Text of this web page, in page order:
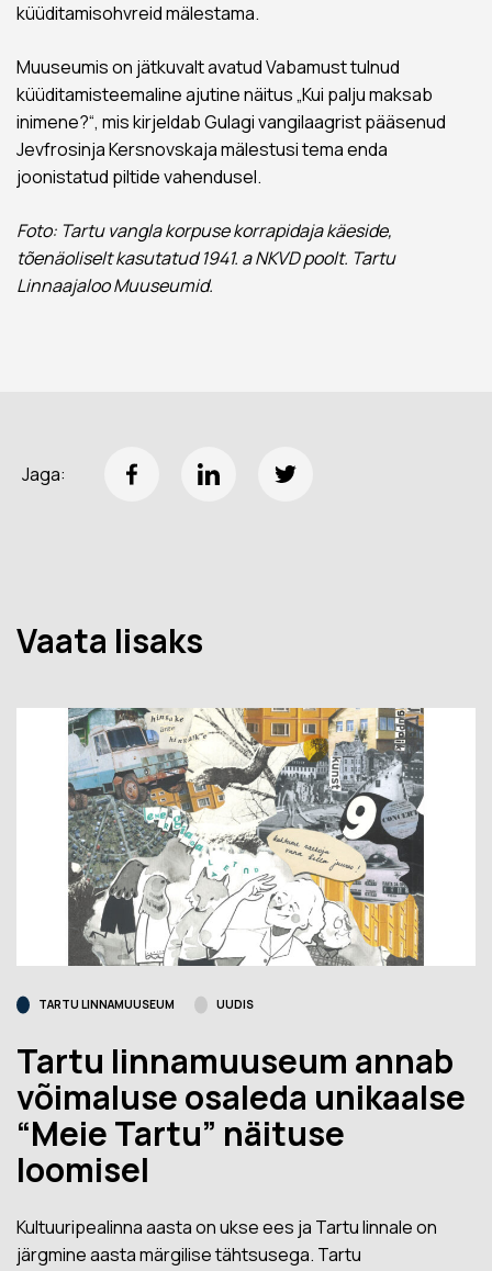
küüditamisohvreid mälestama.
Muuseumis on jätkuvalt avatud Vabamust tulnud
küüditamisteemaline ajutine näitus „Kui palju maksab
inimene?“, mis kirjeldab Gulagi vangilaagrist pääsenud
Jevfrosinja Kersnovskaja mälestusi tema enda
joonistatud piltide vahendusel.
Foto: Tartu vangla korpuse korrapidaja käeside,
tõenäoliselt kasutatud 1941. a NKVD poolt. Tartu
Linnaajaloo Muuseumid.
Jaga:
Vaata lisaks
TARTU LINNAMUUSEUM UUDIS
Tartu linnamuuseum annab
võimaluse osaleda unikaalse
“Meie Tartu” näituse
loomisel
Kultuuripealinna aasta on ukse ees ja Tartu linnale on
järgmine aasta märgilise tähtsusega. Tartu